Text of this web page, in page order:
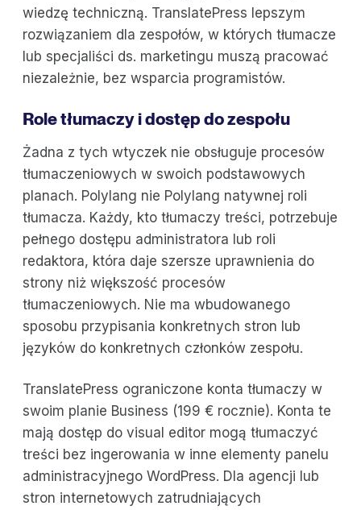
wiedzę techniczną. TranslatePress lepszym
rozwiązaniem dla zespołów, w których tłumacze
lub specjaliści ds. marketingu muszą pracować
niezależnie, bez wsparcia programistów.
Role tłumaczy i dostęp do zespołu
Żadna z tych wtyczek nie obsługuje procesów
tłumaczeniowych w swoich podstawowych
planach. Polylang nie Polylang natywnej roli
tłumacza. Każdy, kto tłumaczy treści, potrzebuje
pełnego dostępu administratora lub roli
redaktora, która daje szersze uprawnienia do
strony niż większość procesów
tłumaczeniowych. Nie ma wbudowanego
sposobu przypisania konkretnych stron lub
języków do konkretnych członków zespołu.
TranslatePress ograniczone konta tłumaczy w
swoim planie Business (199 € rocznie). Konta te
mają dostęp do visual editor mogą tłumaczyć
treści bez ingerowania w inne elementy panelu
administracyjnego WordPress. Dla agencji lub
stron internetowych zatrudniających